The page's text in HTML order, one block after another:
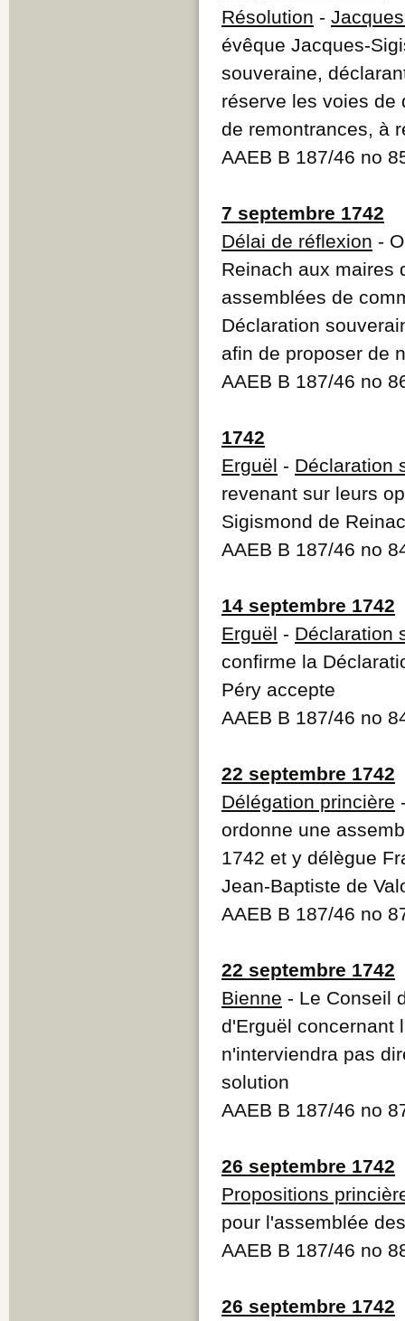
Résolution -
évêque Jacques-
souveraine,
réserve les voies de
de remontrances, à
AAEB B 187/46 no
7 septembre 1742
Délai de réflexion -
Reinach aux maires
assemblées de
Déclaration
afin de proposer de
AAEB B 187/46 no
1742
Erguël - Déclaration
revenant sur leurs
Sigismond de
AAEB B 187/46 no
14 septembre 1742
Erguël - Déclaration
confirme la
Péry accepte
AAEB B 187/46 no
22 septembre 1742
Délégation princière
ordonne une
1742 et y délègue
Jean-Baptiste de
AAEB B 187/46 no
22 septembre 1742
Bienne - Le Conseil
d'Erguël concernant
n'interviendra pas
solution
AAEB B 187/46 no
26 septembre 1742
Propositions
pour l'assemblée
AAEB B 187/46 no
26 septembre 1742